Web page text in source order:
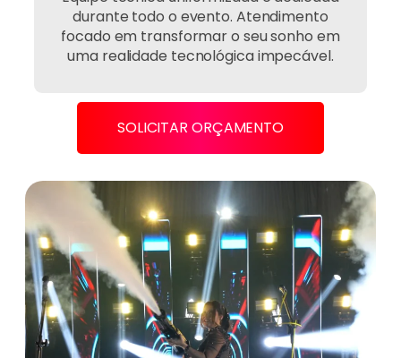
durante todo o evento. Atendimento
focado em transformar o seu sonho em
uma realidade tecnológica impecável.
SOLICITAR ORÇAMENTO